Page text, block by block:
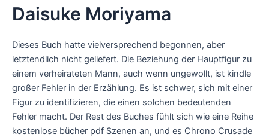
Daisuke Moriyama
Dieses Buch hatte vielversprechend begonnen, aber
letztendlich nicht geliefert. Die Beziehung der Hauptfigur zu
einem verheirateten Mann, auch wenn ungewollt, ist kindle
großer Fehler in der Erzählung. Es ist schwer, sich mit einer
Figur zu identifizieren, die einen solchen bedeutenden
Fehler macht. Der Rest des Buches fühlt sich wie eine Reihe
kostenlose bücher pdf Szenen an, und es Chrono Crusade